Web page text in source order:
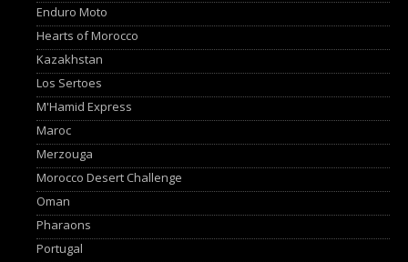
Enduro Moto
Hearts of Morocco
Kazakhstan
Los Sertoes
M'Hamid Express
Maroc
Merzouga
Morocco Desert Challenge
Oman
Pharaons
Portugal